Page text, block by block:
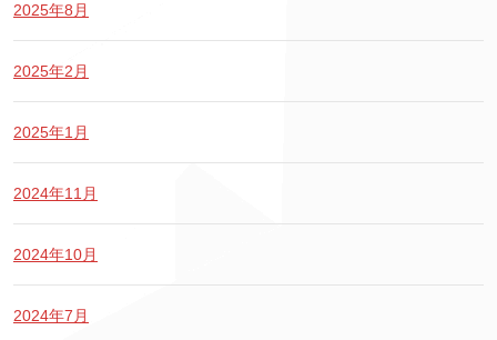
2025年8月
2025年2月
2025年1月
2024年11月
2024年10月
2024年7月